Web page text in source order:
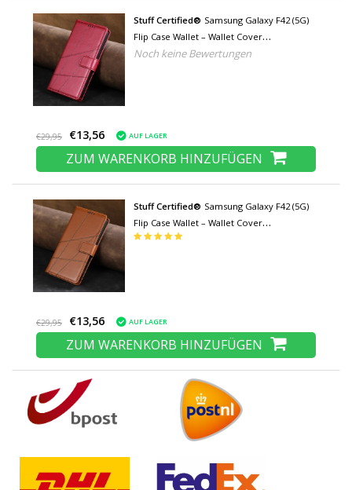
Stuff Certified® Samsung Galaxy F42 (5G)
Flip Case Wallet – Wallet Cover
Ledertasche – Rot
Noch keine Bewertungen
€29,95 €13,56 AUF LAGER
ZUM WARENKORB HINZUFÜGEN
Stuff Certified® Samsung Galaxy F42 (5G)
Flip Case Wallet – Wallet Cover
Ledertasche – Braun
€29,95 €13,56 AUF LAGER
ZUM WARENKORB HINZUFÜGEN